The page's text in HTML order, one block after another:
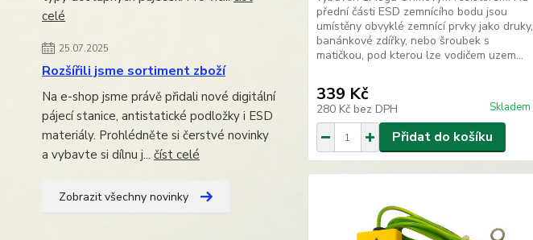
celé
25.07.2025
Rozšířili jsme sortiment zboží
Na e-shop jsme právě přidali nové digitální
pájecí stanice, antistatické podložky i ESD
materiály. Prohlédněte si čerstvé novinky
a vybavte si dílnu j... číst celé
Zobrazit všechny novinky
přední části ESD zemnícího bodu jsou
umístěny obvyklé zemnící prvky jako druky,
banánkové zdířky, nebo šroubek s
matičkou, pod kterou lze vodičem uzem...
339 Kč
280 Kč bez DPH Skladem
Přidat do košíku